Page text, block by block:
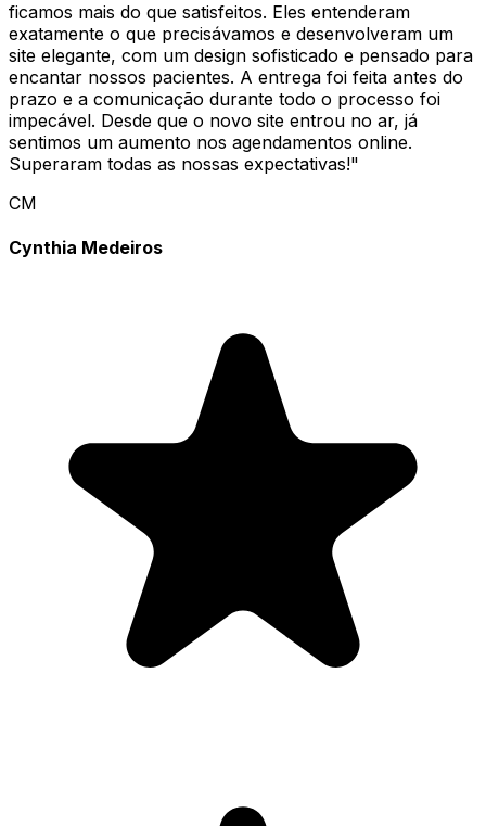
ficamos mais do que satisfeitos. Eles entenderam
exatamente o que precisávamos e desenvolveram um
site elegante, com um design sofisticado e pensado para
encantar nossos pacientes. A entrega foi feita antes do
prazo e a comunicação durante todo o processo foi
impecável. Desde que o novo site entrou no ar, já
sentimos um aumento nos agendamentos online.
Superaram todas as nossas expectativas!"
CM
Cynthia Medeiros